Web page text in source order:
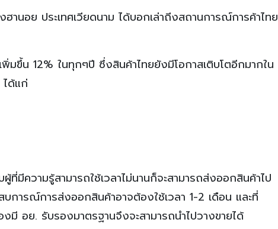
ย ประเทศเวียดนาม ได้บอกเล่าถีงสถานการณ์การค้าไทย
มขึ้น 12% ในทุกๆปี ซึ่งสินค้าไทยยังมีโอกาสเติบโตอีกมากใน
ด้แก่
ที่มีความรู้สามารถใช้เวลาไม่นานก็จะสามารถส่งออกสินค้าไป
การณ์การส่งออกสินค้าอาจต้องใช้เวลา 1-2 เดือน และที่
มี อย. รับรองมาตรฐานจึงจะสามารถนำไปวางขายได้